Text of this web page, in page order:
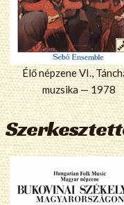
Élő népzene VI.,
muzsika — 1978